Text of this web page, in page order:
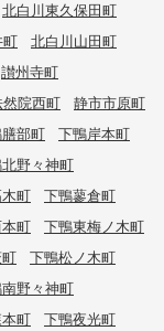
北白川東久保田町
町
北白川山田町
讃州寺町
院西町
静市市原町
部町
下鴨岸本町
野々神町
町
下鴨蓼倉町
町
下鴨東梅ノ木町
下鴨松ノ木町
野々神町
町
下鴨夜光町